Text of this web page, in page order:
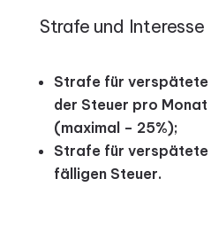
Strafe und Interesse
Strafe für verspätete
der Steuer pro Monat
(maximal – 25%);
Strafe für verspätete
fälligen Steuer.